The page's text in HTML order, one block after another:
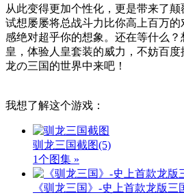
从此变得更加个性化，更是带来了颠
试想屡屡将总战斗力比你高上百万
感绝对超乎你的想象。还在等什么
皇，体验人皇套装的威力，不妨百度
龙の三国的世界中来吧！
我想了解这个游戏：
驯龙三国截图(5)
1个图集 »
《驯龙三国》-史上首款龙版